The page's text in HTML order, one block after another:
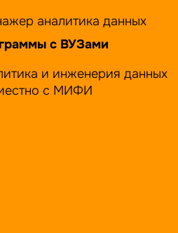
аналитика данных
с ВУЗами
и инженерия данных
с МИФИ